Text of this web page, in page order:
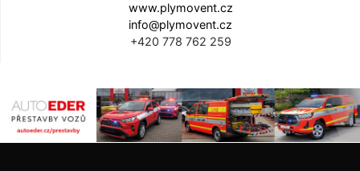
www.plymovent.cz
info@plymovent.cz
+420 778 762 259